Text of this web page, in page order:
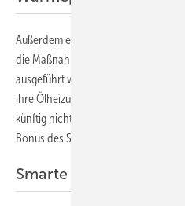
Außerdem erhöhen sich die
die Maßnahmen im Rahmen eines
ausgeführt werden. Auf diese Weise
ihre Ölheizung durch eine
künftig nicht nur 45 Prozent der
Bonus des Sanierungsfahrplans
Smarte Messtechnik